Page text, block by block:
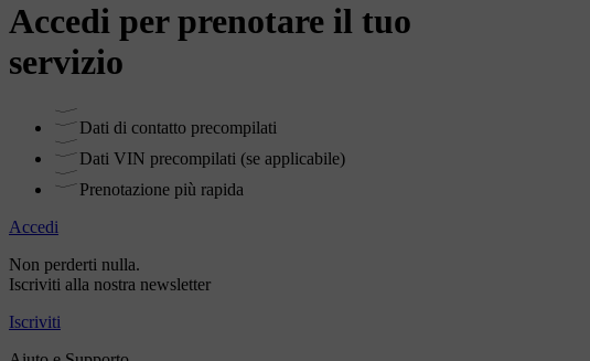
Accedi per prenotare il tuo
servizio
Dati di contatto precompilati
Dati VIN precompilati (se applicabile)
Prenotazione più rapida
Accedi